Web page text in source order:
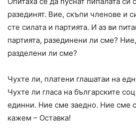
разединят. Вие, скъпи членове и
сте силата и партията. И аз ви
партията, разединени ли сме?
разделени ли сме?
Чухте ли, платени глашатаи на
Чухте ли гласа на българските
единни. Ние сме заедно. Ние сме
кажем – Оставка!